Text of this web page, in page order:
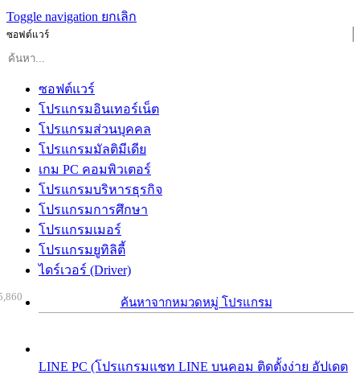
Toggle navigation ยกเลิก
ซอฟต์แวร์
ซอฟต์แวร์
โปรแกรมอินเทอร์เน็ต
โปรแกรมส่วนบุคคล
โปรแกรมมัลติมีเดีย
เกม PC คอมพิวเตอร์
โปรแกรมบริหารธุรกิจ
โปรแกรมการศึกษา
โปรแกรมเมอร์
โปรแกรมยูทิลิตี้
ไดร์เวอร์ (Driver)
ค้นหาจากหมวดหมู่ โปรแกรม
LINE PC (โปรแกรมแชท LINE บนคอม ติดตั้งง่าย อัปเดต